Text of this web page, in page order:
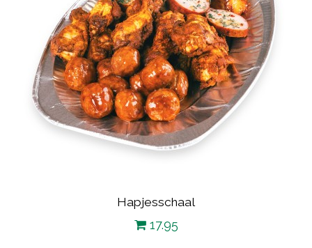
Hapjesschaal
17.95